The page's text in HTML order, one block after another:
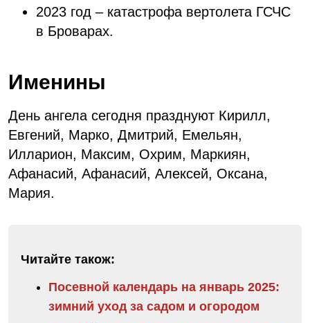
2023 год – катастрофа вертолета ГСЧС
в Броварах.
Именины
День ангела сегодня празднуют Кирилл,
Евгений, Марко, Дмитрий, Емельян,
Илларион, Максим, Охрим, Маркиян,
Афанасий, Афанасий, Алексей, Оксана,
Мария.
Читайте також:
Посевной календарь на январь 2025:
зимний уход за садом и огородом